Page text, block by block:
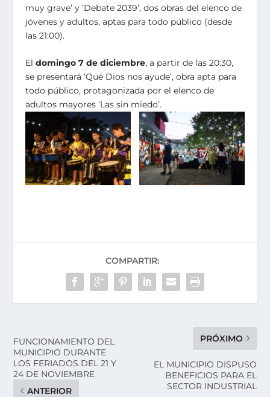
muy grave’ y ‘Debate 2039’, dos obras del elenco de
jóvenes y adultos, aptas para todo público (desde
las 21:00).
Eldomingo 7 de diciembre, a partir de las 20:30,
se presentará ‘Qué Dios nos ayude’, obra apta para
todo público, protagonizada por el elenco de
adultos mayores ‘Las sin miedo’.
COMPARTIR:
FUNCIONAMIENTO DEL
MUNICIPIO DURANTE
LOS FERIADOS DEL 21 Y
24 DE NOVIEMBRE
ANTERIOR
PRÓXIMO
EL MUNICIPIO DISPUSO
BENEFICIOS PARA EL
SECTOR INDUSTRIAL